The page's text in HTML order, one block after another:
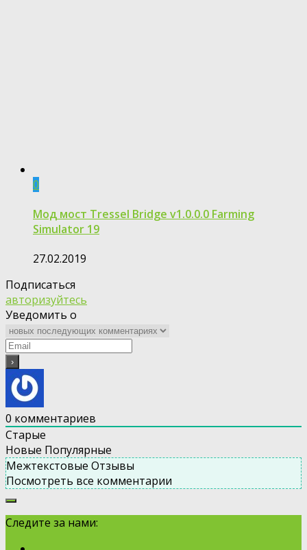
0
Moд мост Tressel Bridge v1.0.0.0 Farming
Simulator 19
27.02.2019
Подписаться
авторизуйтесь
Уведомить о
0 комментариев
Старые
Новые Популярные
Межтекстовые Отзывы
Посмотреть все комментарии
Следите за нами: